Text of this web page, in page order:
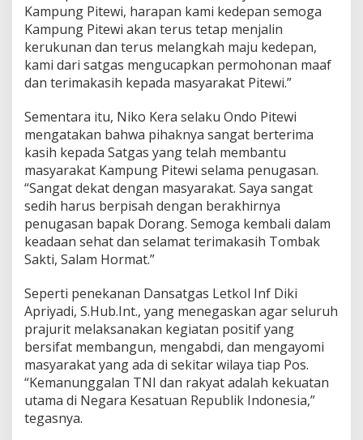
B
e
r
s
a
m
M
a
s
y
a
r
a
k
a
t
p
u
a
Kampung Pitewi, harapan kami kedepan semoga
Kampung Pitewi akan terus tetap menjalin
kerukunan dan terus melangkah maju kedepan,
kami dari satgas mengucapkan permohonan maaf
dan terimakasih kepada masyarakat Pitewi.”
Sementara itu, Niko Kera selaku Ondo Pitewi
mengatakan bahwa pihaknya sangat berterima
kasih kepada Satgas yang telah membantu
masyarakat Kampung Pitewi selama penugasan.
“Sangat dekat dengan masyarakat. Saya sangat
sedih harus berpisah dengan berakhirnya
penugasan bapak Dorang. Semoga kembali dalam
keadaan sehat dan selamat terimakasih Tombak
Sakti, Salam Hormat.”
Seperti penekanan Dansatgas Letkol Inf Diki
Apriyadi, S.Hub.Int., yang menegaskan agar seluruh
prajurit melaksanakan kegiatan positif yang
bersifat membangun, mengabdi, dan mengayomi
masyarakat yang ada di sekitar wilaya tiap Pos.
“Kemanunggalan TNI dan rakyat adalah kekuatan
utama di Negara Kesatuan Republik Indonesia,”
tegasnya.